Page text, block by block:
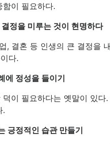
이 필요하다.
정을 미루는 것이 현명하다
, 결혼 등 인생의 큰 결정을
다.
에 정성을 들이기
이 필요하다는 옛말이 있
.
긍정적인 습관 만들기